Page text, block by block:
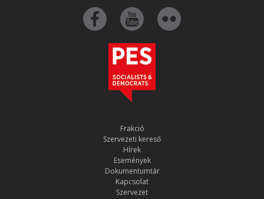
Frakció
Szervezeti kereső
Hírek
Események
Dokumentumtár
Kapcsolat
Szervezet